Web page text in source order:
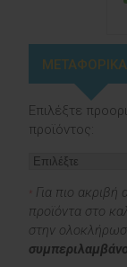
ΜΕΤΑΦΟΡΙΚΑ
Επιλέξτε
προϊόντος:
* Για πιο
προϊόντα στο
στην